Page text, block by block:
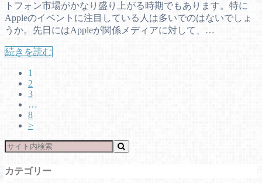
トフォン市場がかなり盛り上がる時期でもあります。特に
Appleのイベントに注目している人は多いでのはないでしょ
うか。先日にはAppleが関係メディアに対して、…
続きを読む
1
2
3
…
8
>
カテゴリー